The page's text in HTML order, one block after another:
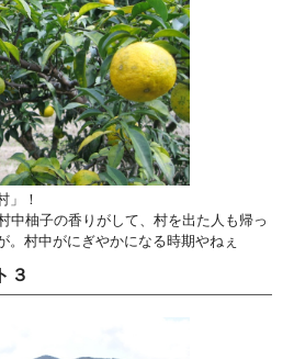
」！
中柚子の香りがして、村を出た人も帰っ
。村中がにぎやかになる時期やねぇ
３